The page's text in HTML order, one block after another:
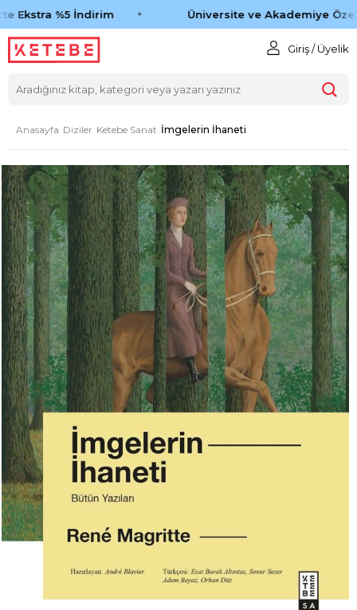
Ekstra %5 İndirim Üniversite ve Akademiye Özel
Giriş / Üyelik
Anasayfa Diziler Ketebe Sanat İmgelerin İhaneti